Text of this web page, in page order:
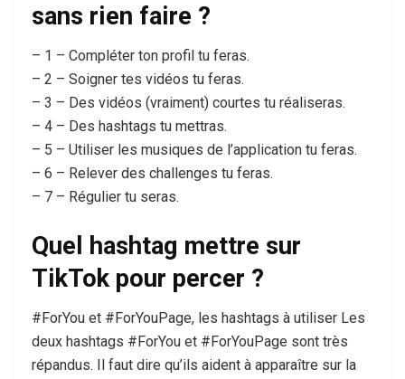
sans rien faire ?
– 1 – Compléter ton profil tu feras.
– 2 – Soigner tes vidéos tu feras.
– 3 – Des vidéos (vraiment) courtes tu réaliseras.
– 4 – Des hashtags tu mettras.
– 5 – Utiliser les musiques de l’application tu feras.
– 6 – Relever des challenges tu feras.
– 7 – Régulier tu seras.
Quel hashtag mettre sur
TikTok pour percer ?
#ForYou et #ForYouPage, les hashtags à utiliser Les
deux hashtags #ForYou et #ForYouPage sont très
répandus. Il faut dire qu’ils aident à apparaître sur la